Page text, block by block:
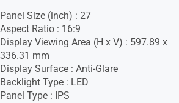
Panel Size (inch) : 27
Aspect Ratio : 16:9
Display Viewing Area (H x V) : 597.89 x
336.31 mm
Display Surface : Anti-Glare
Backlight Type : LED
Panel Type : IPS